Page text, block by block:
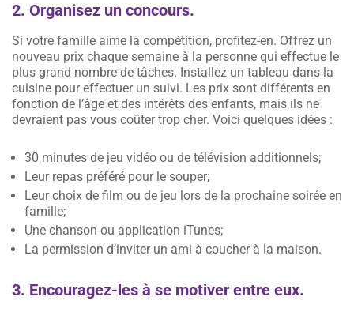
2. Organisez un concours.
Si votre famille aime la compétition, profitez-en. Offrez un
nouveau prix chaque semaine à la personne qui effectue le
plus grand nombre de tâches. Installez un tableau dans la
cuisine pour effectuer un suivi. Les prix sont différents en
fonction de l’âge et des intérêts des enfants, mais ils ne
devraient pas vous coûter trop cher. Voici quelques idées :
30 minutes de jeu vidéo ou de télévision additionnels;
Leur repas préféré pour le souper;
Leur choix de film ou de jeu lors de la prochaine soirée en
famille;
Une chanson ou application iTunes;
La permission d’inviter un ami à coucher à la maison.
3. Encouragez-les à se motiver entre eux.